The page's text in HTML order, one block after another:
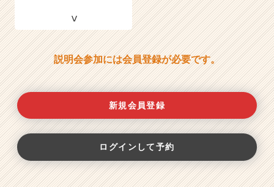
説明会参加には会員登録が必要です。
新規会員登録
ログインして予約